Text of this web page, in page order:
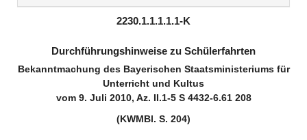
2230.1.1.1.1.1-K
Durchführungshinweise zu Schülerfahrten
Bekanntmachung des Bayerischen Staatsministeriums für
Unterricht und Kultus
vom 9. Juli 2010, Az. II.1-5 S 4432-6.61 208
(KWMBl. S. 204)